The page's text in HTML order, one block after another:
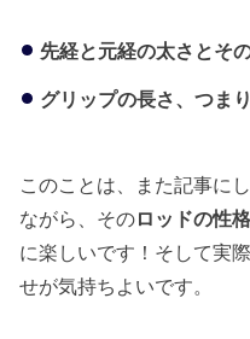
先経と元経の太さとそ
グリップの長さ、つま
このことは、また記事に
ながら、そのロッドの性
に楽しいです！そして実
せが気持ちよいです。